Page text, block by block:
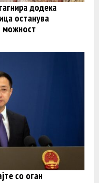
додека
останува
можност
со оган